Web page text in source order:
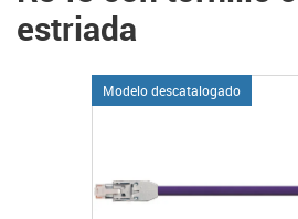
estriada
Modelo descatalogado